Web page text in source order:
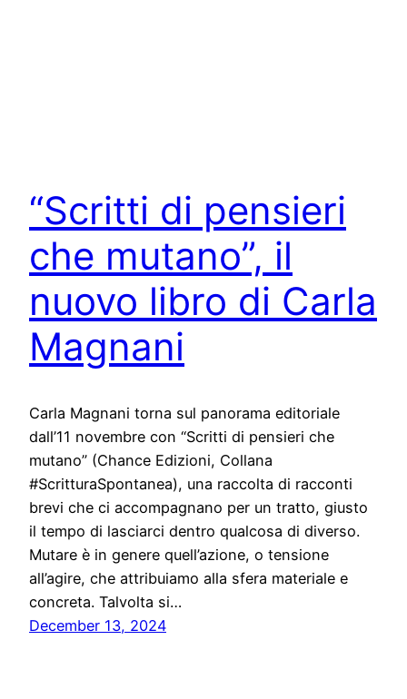
“Scritti di pensieri
che mutano”, il
nuovo libro di Carla
Magnani
Carla Magnani torna sul panorama editoriale
dall’11 novembre con “Scritti di pensieri che
mutano” (Chance Edizioni, Collana
#ScritturaSpontanea), una raccolta di racconti
brevi che ci accompagnano per un tratto, giusto
il tempo di lasciarci dentro qualcosa di diverso.
Mutare è in genere quell’azione, o tensione
all’agire, che attribuiamo alla sfera materiale e
concreta. Talvolta si…
December 13, 2024